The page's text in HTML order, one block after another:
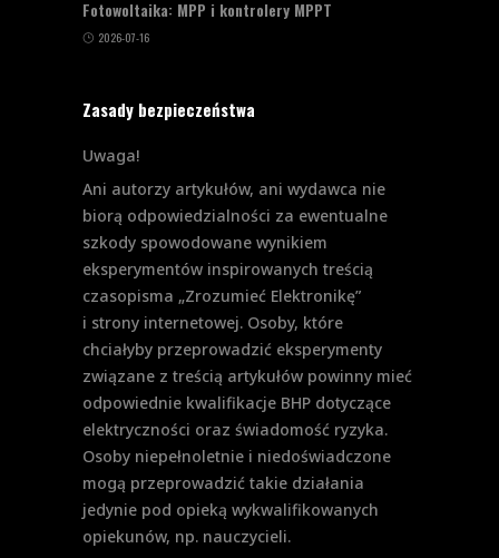
Fotowoltaika: MPP i kontrolery MPPT
2026-07-16
Zasady bezpieczeństwa
Uwaga!
Ani autorzy artykułów, ani wydawca nie
biorą odpowiedzialności za ewentualne
szkody spowodowane wynikiem
eksperymentów inspirowanych treścią
czasopisma „Zrozumieć Elektronikę”
i strony internetowej. Osoby, które
chciałyby przeprowadzić eksperymenty
związane z treścią artykułów powinny mieć
odpowiednie kwalifikacje BHP dotyczące
elektryczności oraz świadomość ryzyka.
Osoby niepełnoletnie i niedoświadczone
mogą przeprowadzić takie działania
jedynie pod opieką wykwalifikowanych
opiekunów, np. nauczycieli.